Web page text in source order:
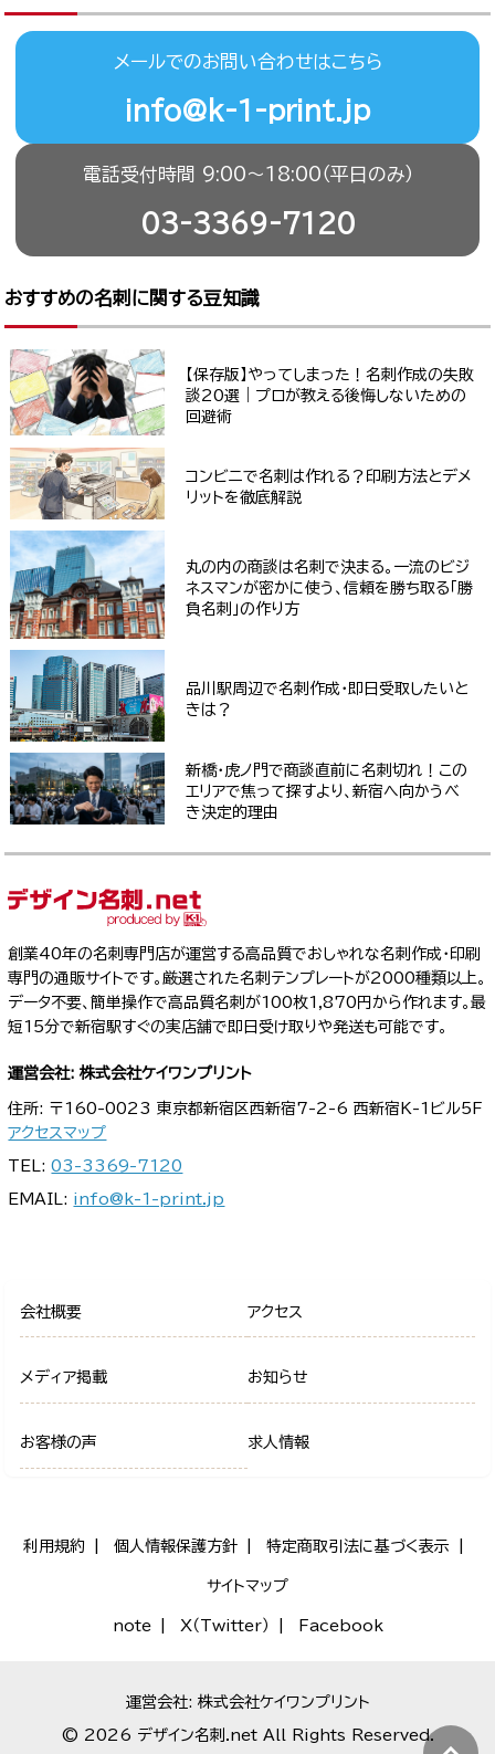
メールでのお問い合わせはこちら
info@k-1-print.jp
電話受付時間 9:00〜18:00（平日のみ）
03-3369-7120
おすすめの名刺に関する豆知識
【保存版】やってしまった！名刺作成の失敗
談20選｜プロが教える後悔しないための
回避術
コンビニで名刺は作れる？印刷方法とデメ
リットを徹底解説
丸の内の商談は名刺で決まる。一流のビジ
ネスマンが密かに使う、信頼を勝ち取る「勝
負名刺」の作り方
品川駅周辺で名刺作成・即日受取したいと
きは？
新橋・虎ノ門で商談直前に名刺切れ！この
エリアで焦って探すより、新宿へ向かうべ
き決定的理由
創業40年の名刺専門店が運営する高品質でおしゃれな名刺作成・印刷
専門の通販サイトです。厳選された名刺テンプレートが2000種類以上。
データ不要、簡単操作で高品質名刺が100枚1,870円から作れます。最
短15分で新宿駅すぐの実店舗で即日受け取りや発送も可能です。
運営会社: 株式会社ケイワンプリント
住所: 〒160-0023 東京都新宿区西新宿7-2-6 西新宿K-1ビル5F
アクセスマップ
TEL:03-3369-7120
EMAIL: info@k-1-print.jp
会社概要 アクセス
メディア掲載 お知らせ
お客様の声 求人情報
利用規約 個人情報保護方針 特定商取引法に基づく表示
サイトマップ
note X（Twitter） Facebook
運営会社: 株式会社ケイワンプリント
© 2026 デザイン名刺.net All Rights Reserved.